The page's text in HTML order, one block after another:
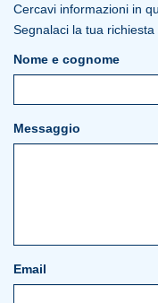
Cercavi informazioni in
Segnalaci la tua
Nome e cognome
Messaggio
Email